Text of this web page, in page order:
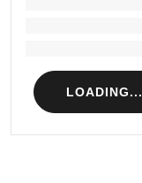
LOADING...